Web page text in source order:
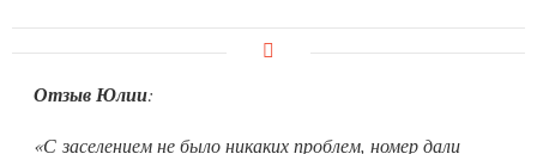
Отзыв Юлии:
«С заселением не было никаких проблем, номер дали